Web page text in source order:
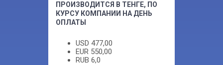
ПРОИЗВОДИТСЯ В ТЕНГЕ, ПО
КУРСУ КОМПАНИИ НА ДЕНЬ
ОПЛАТЫ
USD 477,00
EUR 550,00
RUB 6,0